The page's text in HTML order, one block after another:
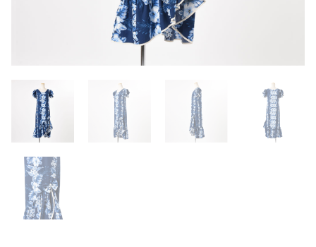
ムームー・ハワイアンドレス
キッズ・ベビー ドレス・アロハ
キッズ・ベビー ドレス・アロハ
ボーイズ
ガールズ
ベビー
靴・バッグ・アクセサリ
ハイビスカスB
プルメリア
トロピカル柄
レイ
お揃いの色から探す
ピンク（桃）
ブルー（青・水色）
パープル（紫）
グリーン（緑）
大きいサイズ（2XL〜）
その他